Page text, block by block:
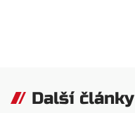
Další články